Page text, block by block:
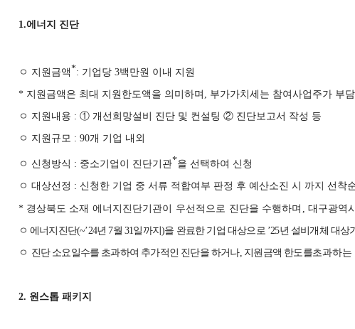
1.에너지 진단
ㅇ 지원금액*: 기업당 3백만원 이내 지원
* 지원금액은 최대 지원한도액을 의미하며 , 부가가치세는 참여사업주가 부담
ㅇ 지원내용 : ① 개선희망설비 진단 및 컨설팅 ② 진단보고서 작성 등
ㅇ 지원규모 : 90개 기업 내외
ㅇ 신청방식 : 중소기업이 진단기관*을 선택하여 신청
ㅇ 대상선정 : 신청한 기업 중 서류 적합여부 판정 후 예산소진 시 까지 선착
* 경상북도 소재 에너지진단기관이 우선적으로 진단을 수행하며 , 대구광역
ㅇ 에너지진단(~’24년 7월 31일까지 )을 완료한 기업 대상으로 ’25년 설비개체 대상
ㅇ 진단 소요일수를 초과하여 추가적인 진단을 하거나, 지원금액 한도를초과하는
2. 원스톱 패키지